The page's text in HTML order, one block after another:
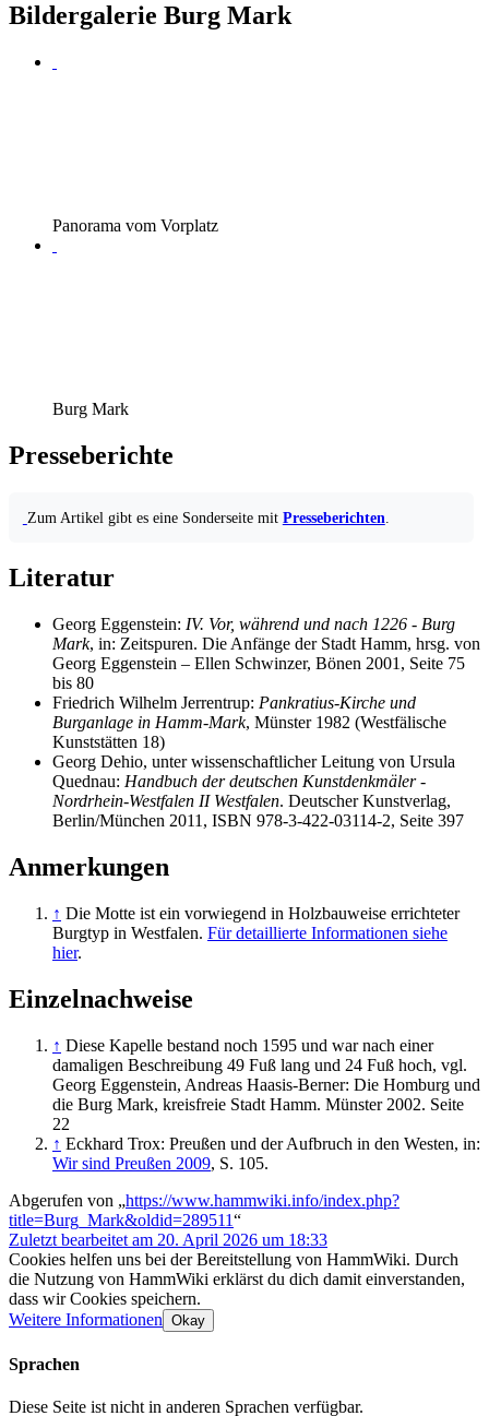
Bildergalerie Burg Mark
Panorama vom Vorplatz
Burg Mark
Presseberichte
Zum Artikel gibt es eine Sonderseite mit Presseberichten
Literatur
Georg Eggenstein: IV. Vor, während und nach 1226 - Burg
Mark, in: Zeitspuren. Die Anfänge der Stadt Hamm, hrsg. von
Georg Eggenstein – Ellen Schwinzer, Bönen 2001, Seite 75
bis 80
Friedrich Wilhelm Jerrentrup: Pankratius-Kirche und
Burganlage in Hamm-Mark, Münster 1982 (Westfälische
Kunststätten 18)
Georg Dehio, unter wissenschaftlicher Leitung von Ursula
Quednau: Handbuch der deutschen Kunstdenkmäler -
Nordrhein-Westfalen II Westfalen. Deutscher Kunstverlag,
Berlin/München 2011, ISBN 978-3-422-03114-2, Seite 397
Anmerkungen
↑ Die Motte ist ein vorwiegend in Holzbauweise errichteter
Burgtyp in Westfalen. Für detaillierte Informationen siehe
hier.
Einzelnachweise
↑ Diese Kapelle bestand noch 1595 und war nach einer
damaligen Beschreibung 49 Fuß lang und 24 Fuß hoch, vgl.
Georg Eggenstein, Andreas Haasis-Berner: Die Homburg und
die Burg Mark, kreisfreie Stadt Hamm. Münster 2002. Seite
22
↑ Eckhard Trox: Preußen und der Aufbruch in den Westen, in:
Wir sind Preußen 2009, S. 105.
Abgerufen von „https://www.hammwiki.info/index.php?
title=Burg_Mark&oldid=289511“
Zuletzt bearbeitet am 20. April 2026 um 18:33
Cookies helfen uns bei der Bereitstellung von HammWiki. Durch
die Nutzung von HammWiki erklärst du dich damit einverstanden,
dass wir Cookies speichern.
Weitere Informationen Okay
Sprachen
Diese Seite ist nicht in anderen Sprachen verfügbar.